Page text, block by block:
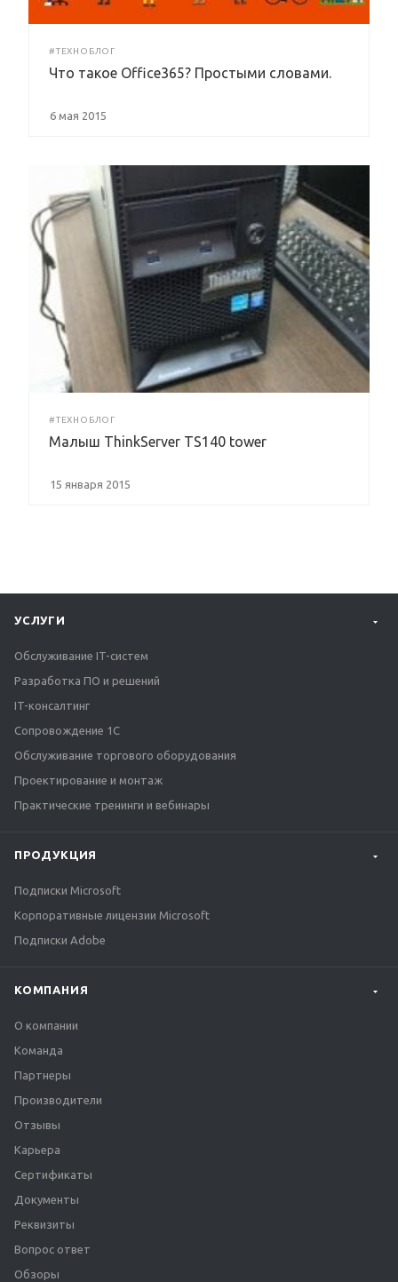
#ТЕХНОБЛОГ
Что такое Office365? Простыми словами.
6 мая 2015
#ТЕХНОБЛОГ
Малыш ThinkServer TS140 tower
15 января 2015
УСЛУГИ
Обслуживание IT-систем
Разработка ПО и решений
IT-консалтинг
Сопровождение 1С
Обслуживание торгового оборудования
Проектирование и монтаж
Практические тренинги и вебинары
ПРОДУКЦИЯ
Подписки Microsoft
Корпоративные лицензии Microsoft
Подписки Adobe
КОМПАНИЯ
О компании
Команда
Партнеры
Производители
Отзывы
Карьера
Сертификаты
Документы
Реквизиты
Вопрос ответ
Обзоры